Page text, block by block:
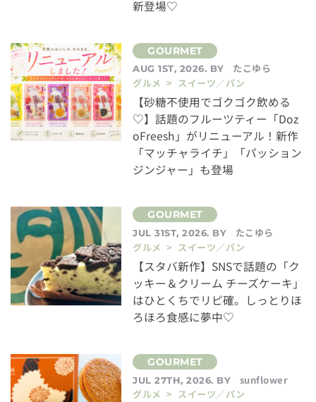
新登場♡
AUG 1ST, 2026. BY
たこゆら
グルメ > スイーツ／パン
【砂糖不使用でゴクゴク飲める
♡】話題のフルーツティー「Doz
oFreesh」がリニューアル！新作
「マッチャライチ」「パッション
ジンジャー」も登場
JUL 31ST, 2026. BY
たこゆら
グルメ > スイーツ／パン
【スタバ新作】SNSで話題の「ク
ッキー＆クリーム チーズケーキ」
はひとくちでリピ確。しっとりほ
ろほろ食感に夢中♡
JUL 27TH, 2026. BY
sunflower
グルメ > スイーツ／パン